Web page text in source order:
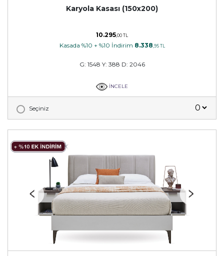
Karyola Kasası (150x200)
10.295,00 TL
Kasada %10 + %10 İndirim 8.338,95 TL
G: 1548 Y: 388 D: 2046
İNCELE
Seçiniz